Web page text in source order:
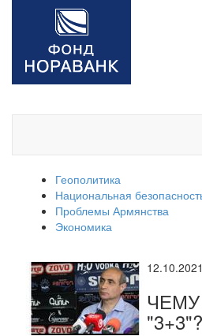
Геополитика
Национальная
Проблемы Армянства
Экономика
12.10.2021
"3+3"?